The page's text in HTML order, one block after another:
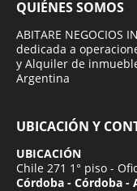
QUIÉNES SOMOS
ABITARE NEGOCIOS
dedicada a
y Alquiler de
Argentina
UBICACIÓN Y
UBICACIÓN
Chile 271 1° piso -
Córdoba - Córdoba -